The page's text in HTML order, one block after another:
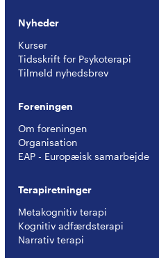
Nyheder
Kurser
Tidsskrift for Psykoterapi
Tilmeld nyhedsbrev
Foreningen
Om foreningen
Organisation
EAP - Europæisk samarbejde
Terapiretninger
Metakognitiv terapi
Kognitiv adfærdsterapi
Narrativ terapi